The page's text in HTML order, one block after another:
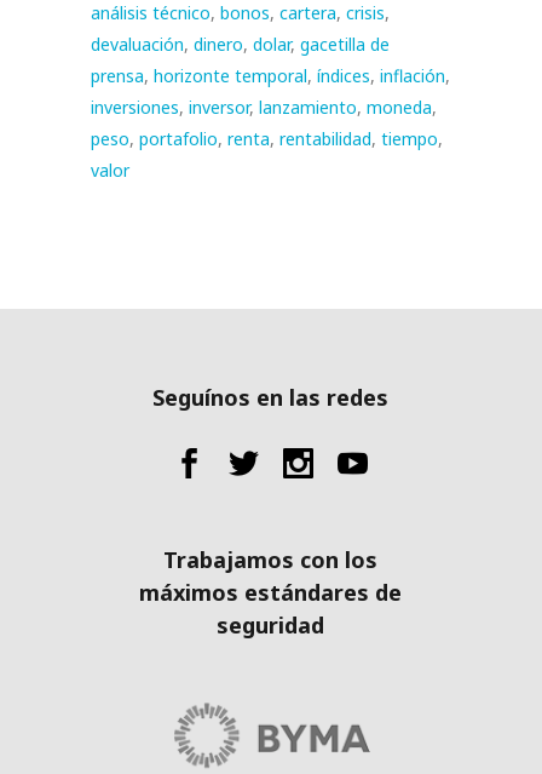
análisis técnico, bonos, cartera, crisis,
devaluación, dinero, dolar, gacetilla de
prensa, horizonte temporal, índices, inflación,
inversiones, inversor, lanzamiento, moneda,
peso, portafolio, renta, rentabilidad, tiempo,
valor
Seguínos en las redes
Trabajamos con los
máximos estándares de
seguridad